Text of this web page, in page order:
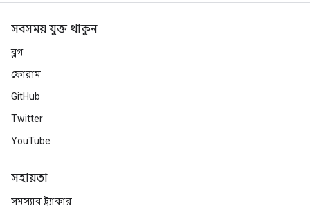
সবসময় যুক্ত থাকুন
ব্লগ
ফোরাম
GitHub
Twitter
YouTube
সহায়তা
সমস্যার ট্র্যাকার